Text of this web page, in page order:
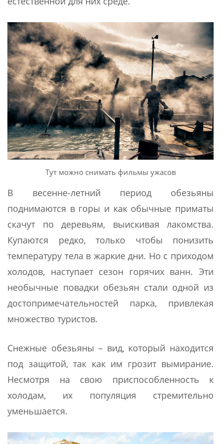
Тут можно снимать фильмы ужасов
В весенне-летний период обезьяны
поднимаются в горы и как обычные приматы
скачут по деревьям, выискивая лакомства.
Купаются редко, только чтобы понизить
температуру тела в жаркие дни. Но с приходом
холодов, наступает сезон горячих ванн. Эти
необычные повадки обезьян стали одной из
достопримечательностей парка, привлекая
множество туристов.
Снежные обезьяны – вид, который находится
под защитой, так как им грозит вымирание.
Несмотря на свою приспособленность к
холодам, их популяция стремительно
уменьшается.